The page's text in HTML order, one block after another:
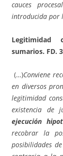
cauces
introducida por
Legitimidad
sumarios. FD.
(…)Conviene
en diversos
legitimidad
existencia de
ejecución
recobrar la
posibilidades